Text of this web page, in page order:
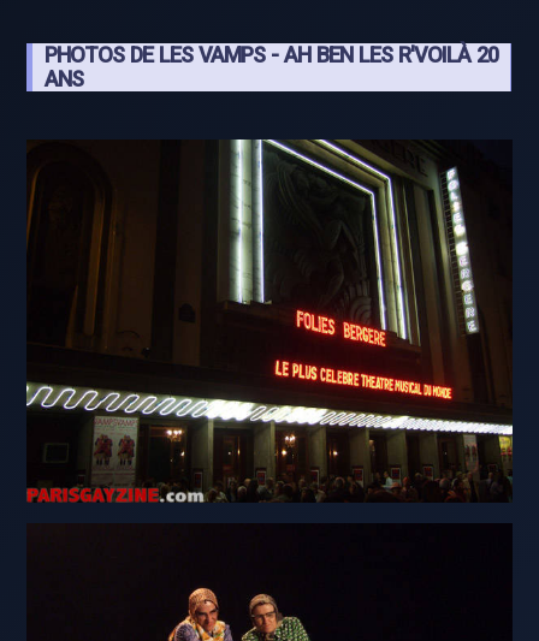
PHOTOS DE LES VAMPS - AH BEN LES R'VOILÀ 20
ANS